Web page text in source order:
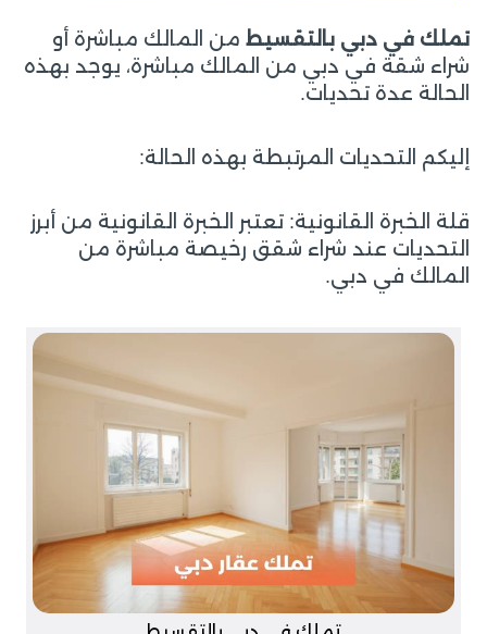
تملك في دبي بالتقسيط من المالك مباشرة أو
شراء شقة في دبي من المالك مباشرة، يوجد بهذه
الحالة عدة تحديات.
إليكم التحديات المرتبطة بهذه الحالة:
قلة الخبرة القانونية: تعتبر الخبرة القانونية من أبرز
التحديات عند شراء شقق رخيصة مباشرة من
المالك في دبي.